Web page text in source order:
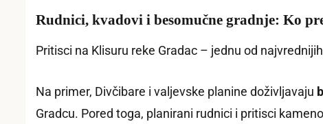
Rudnici, kvadovi i besomučne gradnje: Ko
Pritisci na Klisuru reke Gradac – jednu od
Na primer, Divčibare i valjevske planine doživljavaju
Gradcu. Pored toga, planirani rudnici i pritisci